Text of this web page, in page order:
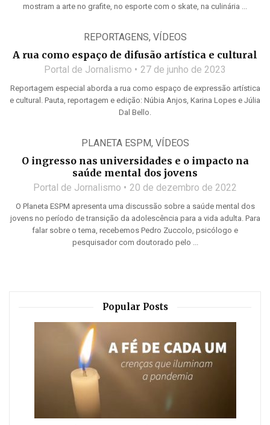
mostram a arte no grafite, no esporte com o skate, na culinária ...
REPORTAGENS, VÍDEOS
A rua como espaço de difusão artística e cultural
Portal de Jornalismo 27 de junho de 2023
Reportagem especial aborda a rua como espaço de expressão artística
e cultural. Pauta, reportagem e edição: Núbia Anjos, Karina Lopes e Júlia
Dal Bello.
PLANETA ESPM, VÍDEOS
O ingresso nas universidades e o impacto na
saúde mental dos jovens
Portal de Jornalismo 20 de dezembro de 2022
O Planeta ESPM apresenta uma discussão sobre a saúde mental dos
jovens no período de transição da adolescência para a vida adulta. Para
falar sobre o tema, recebemos Pedro Zuccolo, psicólogo e
pesquisador com doutorado pelo ...
Popular Posts